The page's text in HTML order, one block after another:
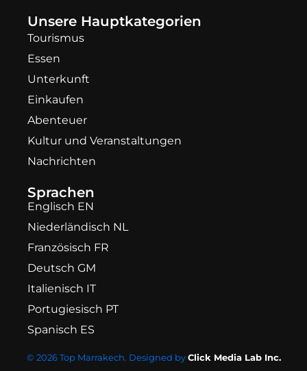
Unsere Hauptkategorien
Tourismus
Essen
Unterkunft
Einkaufen
Abenteuer
Kultur und Veranstaltungen
Nachrichten
Sprachen
Englisch EN
Niederländisch NL
Französisch FR
Deutsch GM
Italienisch IT
Portugiesisch PT
Spanisch ES
© 2026 Top Marrakech. Designed byClick Media Lab Inc.